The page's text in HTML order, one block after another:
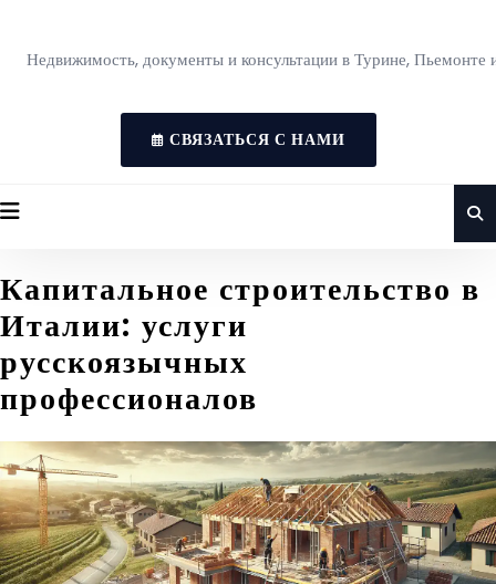
Недвижимость, документы и консультации в Турине, Пьемонте
СВЯЗАТЬСЯ С НАМИ
Капитальное строительство в
Италии: услуги
русскоязычных
профессионалов